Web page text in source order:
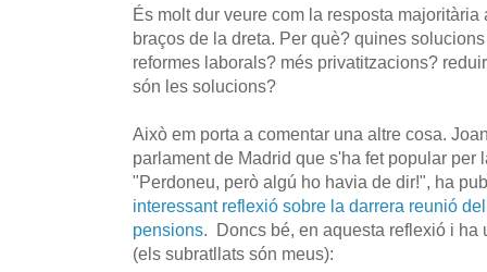
És molt dur veure com la resposta
braços de la dreta. Per què? quines
reformes laborals? més privatitzacions?
són les solucions?
Això em porta a comentar una altre cosa.
parlament de Madrid que s'ha fet popular
"Perdoneu, però algú ho havia de dir!", ha
interessant reflexió sobre la darrera reunió
pensions. Doncs bé, en aquesta reflexió i ha
(els subratllats són meus):